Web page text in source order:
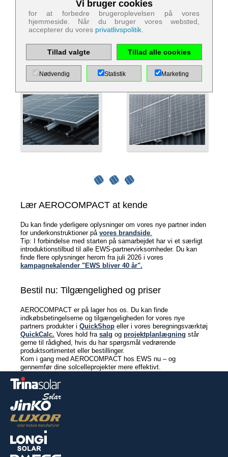
farten – når som helst og hvor som helst. Du finder flere
oplysninger om appen på
produktsiden.
Link til appen:aero-go.io
Lær AEROCOMPACT at kende
Du kan finde yderligere oplysninger om vores nye partner inden
for underkonstruktioner på vores brandside.
Tip: I forbindelse med starten på samarbejdet har vi et særligt
introduktionstilbud til alle EWS-partnervirksomheder. Du kan
finde flere oplysninger herom fra juli 2026 i vores
kampagnekalender "EWS bliver 40 år".
Bestil nu: Tilgængelighed og priser
AEROCOMPACT er på lager hos os. Du kan finde
indkøbsbetingelserne og tilgængeligheden for vores nye
partners produkter i QuickShop eller i vores beregningsværktøj
QuickCalc. Vores hold fra salg og projektplanlægning står
gerne til rådighed, hvis du har spørgsmål vedrørende
produktsortimentet eller bestillinger.
Kom i gang med AEROCOMPACT hos EWS nu – og
gennemfør dine solcelleprojekter mere effektivt.
Cookies der nødvendige for driften af webstedet:
Service
PHP
Cookie
Udbyder
EWS GmbH
& Co. KG
Formål
Beskyttelse
/ mod spam
Navn
PHPSESSID
Udløb undefined
EWS GmbH
Formål
Gemmer
indstillinger
vedrørende
lagring af
cookies.
Navn ews
Udløb 1 år
brugerstatistik:
Service
Google
Analytics
Udbyder
Google
LLC
Navn
Udløb
Vi bruger cookies
for at forbedre brugeroplevelsen på vores
hjemmeside. Når du bruger vores websted,
accepterer du vores privatlivspolitik
Tillad valgte Tillad alle cookies
Nødvendig Statistik Marketing